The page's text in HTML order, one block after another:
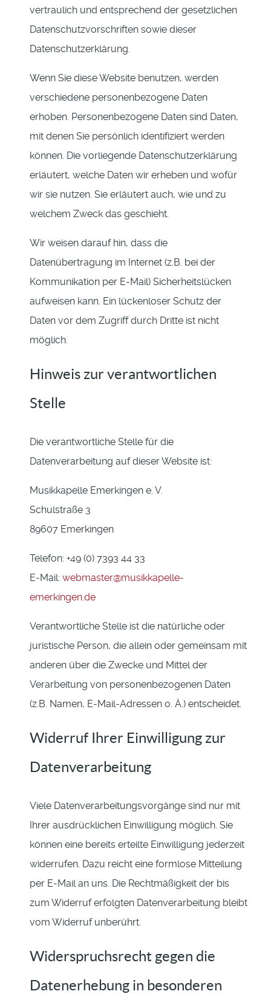
vertraulich und entsprechend der gesetzlichen
Datenschutzvorschriften sowie dieser
Datenschutzerklärung.
Wenn Sie diese Website benutzen, werden
verschiedene personenbezogene Daten
erhoben. Personenbezogene Daten sind Daten,
mit denen Sie persönlich identifiziert werden
können. Die vorliegende Datenschutzerklärung
erläutert, welche Daten wir erheben und wofür
wir sie nutzen. Sie erläutert auch, wie und zu
welchem Zweck das geschieht.
Wir weisen darauf hin, dass die
Datenübertragung im Internet (z.B. bei der
Kommunikation per E-Mail) Sicherheitslücken
aufweisen kann. Ein lückenloser Schutz der
Daten vor dem Zugriff durch Dritte ist nicht
möglich.
Hinweis zur verantwortlichen
Stelle
Die verantwortliche Stelle für die
Datenverarbeitung auf dieser Website ist:
Musikkapelle Emerkingen e. V.
Schulstraße 3
89607 Emerkingen
Telefon: +49 (0) 7393 44 33
E-Mail: webmaster@musikkapelle-
emerkingen.de
Verantwortliche Stelle ist die natürliche oder
juristische Person, die allein oder gemeinsam mit
anderen über die Zwecke und Mittel der
Verarbeitung von personenbezogenen Daten
(z.B. Namen, E-Mail-Adressen o. Ä.) entscheidet.
Widerruf Ihrer Einwilligung zur
Datenverarbeitung
Viele Datenverarbeitungsvorgänge sind nur mit
Ihrer ausdrücklichen Einwilligung möglich. Sie
können eine bereits erteilte Einwilligung jederzeit
widerrufen. Dazu reicht eine formlose Mitteilung
per E-Mail an uns. Die Rechtmäßigkeit der bis
zum Widerruf erfolgten Datenverarbeitung bleibt
vom Widerruf unberührt.
Widerspruchsrecht gegen die
Datenerhebung in besonderen